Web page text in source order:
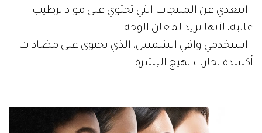
- ابتعدي عن المنتجات التي تحتوي على مواد ترطيب
عالية، لأنها تزيد لمعان الوجه.
- استخدمي واقي الشمس، الذي يحتوي على مضادات
أكسدة تحارب تهيج البشرة.